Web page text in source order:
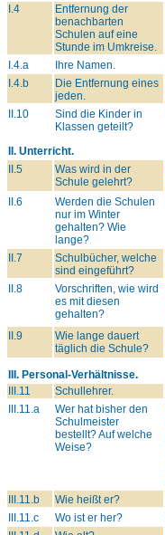
I.4
Entfernung der
benachbarten
Schulen auf eine
Stunde im Umkreise.
I.4.a
Ihre Namen.
I.4.b
Die Entfernung eines
jeden.
II.10
Sind die Kinder in
Klassen geteilt?
II. Unterricht.
II.5
Was wird in der
Schule gelehrt?
II.6
Werden die Schulen
nur im Winter
gehalten? Wie
lange?
II.7
Schulbücher, welche
sind eingeführt?
II.8
Vorschriften, wie wird
es mit diesen
gehalten?
II.9
Wie lange dauert
täglich die Schule?
III. Personal-Verhältnisse.
III.11
Schullehrer.
III.11.a
Wer hat bisher den
Schulmeister
bestellt? Auf welche
Weise?
III.11.b Wie heißt er?
III.11.c Wo ist er her?